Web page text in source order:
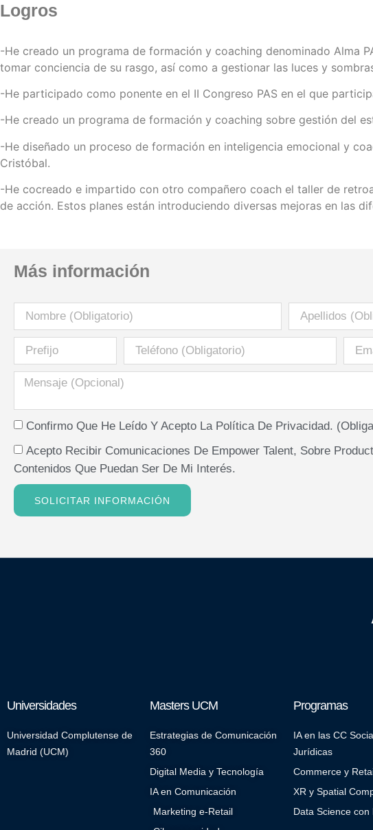
Logros
-He creado un programa de formación y coaching denominado Alma
tomar conciencia de su rasgo, así como a gestionar las luces y
-He participado como ponente en el II Congreso PAS en el que
-He creado un programa de formación y coaching sobre gestión del
-He diseñado un proceso de formación en inteligencia emocional y
Cristóbal.
-He cocreado e impartido con otro compañero coach el taller de
de acción. Estos planes están introduciendo diversas mejoras en las
Más información
Confirmo Que He Leído Y Acepto La Política De Privacidad.
Acepto Recibir Comunicaciones De Empower Talent, Sobre
Contenidos Que Puedan Ser De Mi Interés.
SOLICITAR INFORMACIÓN
Universidades
Universidad Complutense de
Madrid (UCM)
Masters UCM
Estrategias de Comunicación
360
Digital Media y Tecnología
IA en Comunicación
Marketing e-Retail
Programas
IA en las CC
Jurídicas
Commerce y
XR y Spatial
Data Science con